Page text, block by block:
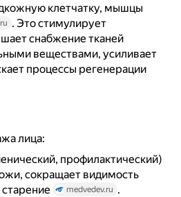
клетчатку, мышцы
. Это стимулирует
снабжение тканей
веществами, усиливает
процессы регенерации
лица:
профилактический)
сокращает видимость
medvedev.ru .